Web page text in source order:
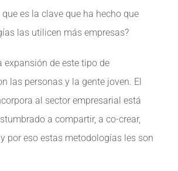
que es la clave que ha hecho que
las utilicen más empresas?
expansión de este tipo de
las personas y la gente joven. El
al sector empresarial está
a compartir, a co-crear,
por eso estas metodologías les son